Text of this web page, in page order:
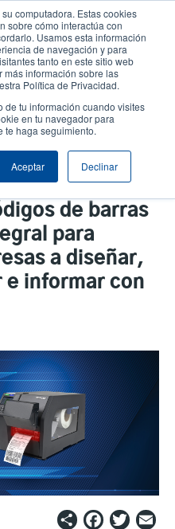
computadora. Estas cookies
sobre cómo interactúa con
Usamos esta información
de navegación y para
tanto en este sitio web
más información sobre las
Política de Privacidad.
de tu información cuando visites
en tu navegador para
te haga seguimiento.
Aceptar Declinar
User
account
menu
User
Selector de productos
ID y
solución de
de barras
para
a diseñar,
informar con
Share